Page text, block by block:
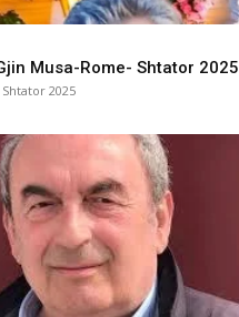
Musa-Rome- Shtator 2025
Shtator 2025